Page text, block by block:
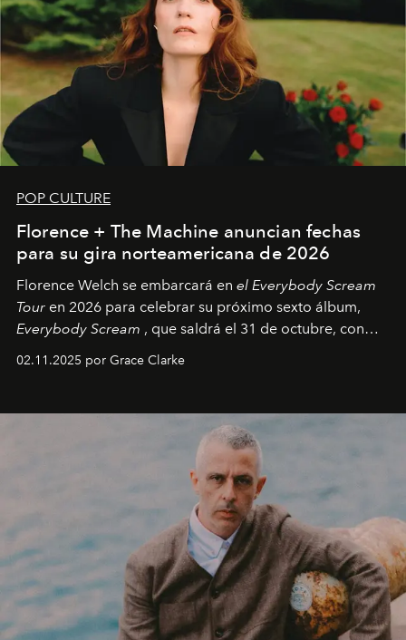
POP CULTURE
Florence + The Machine anuncian fechas
para su gira norteamericana de 2026
Florence Welch se embarcará en el Everybody Scream
Tour en 2026 para celebrar su próximo sexto álbum,
Everybody Scream , que saldrá el 31 de octubre, con
fechas en Norteamérica a partir de abril del próximo
02.11.2025 por Grace Clarke